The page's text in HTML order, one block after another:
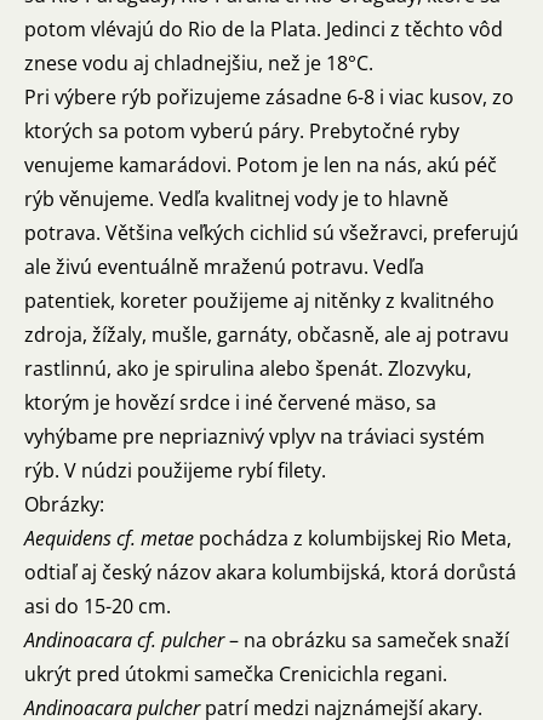
potom vlévajú do Rio de la Plata. Jedinci z těchto vôd
znese vodu aj chladnejšiu, než je 18°C.
Pri výbere rýb pořizujeme zásadne 6-8 i viac kusov, zo
ktorých sa potom vyberú páry. Prebytočné ryby
venujeme kamarádovi. Potom je len na nás, akú péč
rýb věnujeme. Vedľa kvalitnej vody je to hlavně
potrava. Většina veľkých cichlid sú všežravci, preferujú
ale živú eventuálně mraženú potravu. Vedľa
patentiek, koreter použijeme aj nitěnky z kvalitného
zdroja, žížaly, mušle, garnáty, občasně, ale aj potravu
rastlinnú, ako je spirulina alebo špenát. Zlozvyku,
ktorým je hovězí srdce i iné červené mäso, sa
vyhýbame pre nepriaznivý vplyv na tráviaci systém
rýb. V núdzi použijeme rybí filety.
Obrázky:
Aequidens cf. metae pochádza z kolumbijskej Rio Meta,
odtiaľ aj český názov akara kolumbijská, ktorá dorůstá
asi do 15-20 cm.
Andinoacara cf. pulcher– na obrázku sa sameček snaží
ukrýt pred útokmi samečka Crenicichla regani.
Andinoacara pulcherpatrí medzi najznámejší akary.